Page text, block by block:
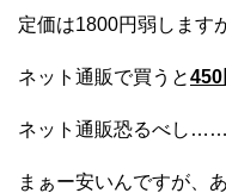
定価は1800円弱します
ネット通販で買うと450
ネット通販恐るべし
まぁー安いんですが、